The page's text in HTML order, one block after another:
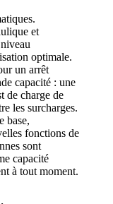
et
optimale.
un arrêt
capacité : une
de charge de
les surcharges.
base,
fonctions de
sont
capacité
à tout moment.